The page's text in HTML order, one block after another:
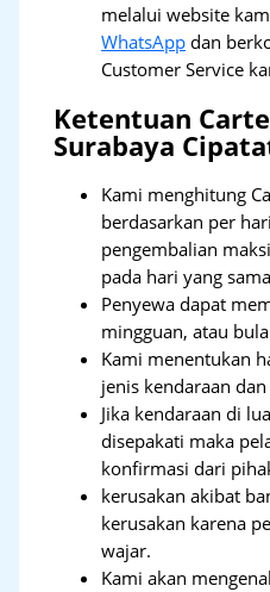
melalui website
WhatsApp dan
Customer Service
Ketentuan
Surabaya
Kami menghitung
berdasarkan per
pengembalian
pada hari yang
Penyewa dapat
mingguan, atau
Kami menentukan
jenis kendaraan
Jika kendaraan di
disepakati maka
konfirmasi dari
kerusakan akibat
kerusakan karena
wajar.
Kami akan